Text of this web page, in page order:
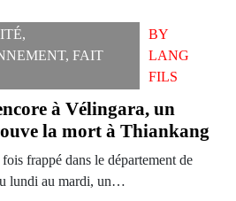
,
, FAIT
BY
LANG
FILS
à Vélingara, un
la mort à Thiankang
frappé dans le département de
lundi au mardi, un…